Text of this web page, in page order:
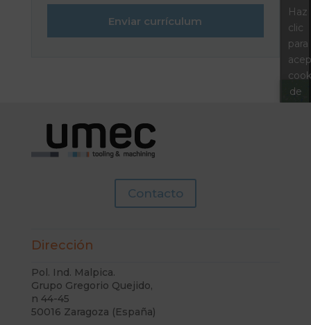
Enviar currículum
Haz
clic
para
de
Contacto
Dirección
Pol. Ind. Malpica.
Grupo Gregorio Quejido,
n 44-45
50016 Zaragoza (España)